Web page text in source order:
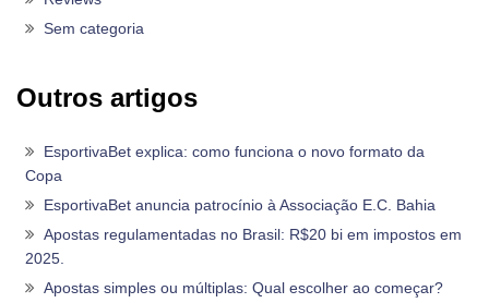
Sem categoria
Outros artigos
EsportivaBet explica: como funciona o novo formato da
Copa
EsportivaBet anuncia patrocínio à Associação E.C. Bahia
Apostas regulamentadas no Brasil: R$20 bi em impostos em
2025.
Apostas simples ou múltiplas: Qual escolher ao começar?